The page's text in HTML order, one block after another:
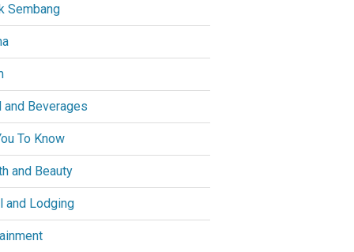
Sembang
and Beverages
To Know
and Beauty
and Lodging